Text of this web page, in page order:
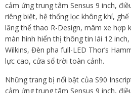
cảm ứng trung tâm Sensus 9 inch,
riêng biệt, hệ thống lọc không khí,
lăng thể thao R-Design, mâm xe hợp
màn hình hiển thị thông tin lái 12
Wilkins, Đèn pha full-LED Thor’s
lực cao, cửa sổ trời toàn cảnh.
Những trang bị nổi bật của S90
cảm ứng trung tâm Sensus 9 inch,